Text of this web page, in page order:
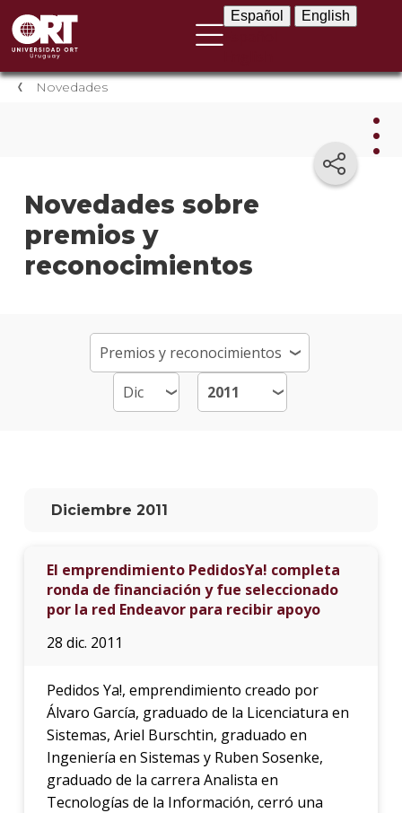
Español English
Novedades
Novedades sobre
premios y
reconocimientos
Diciembre 2011
El emprendimiento PedidosYa! completa
ronda de financiación y fue seleccionado
por la red Endeavor para recibir apoyo
28 dic. 2011
Pedidos Ya!, emprendimiento creado por
Álvaro García, graduado de la Licenciatura en
Sistemas, Ariel Burschtin, graduado en
Ingeniería en Sistemas y Ruben Sosenke,
graduado de la carrera Analista en
Tecnologías de la Información, cerró una